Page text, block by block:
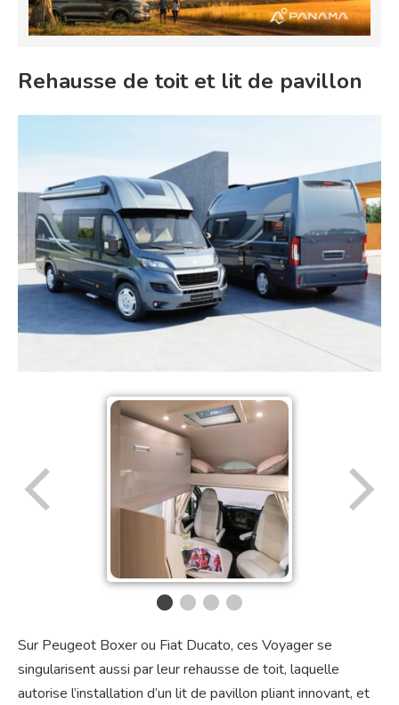
Rehausse de toit et lit de pavillon
Sur Peugeot Boxer ou Fiat Ducato, ces Voyager se
singularisent aussi par leur rehausse de toit, laquelle
autorise l’installation d’un lit de pavillon pliant innovant, et